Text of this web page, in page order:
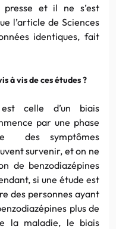
et il ne s’est
l’article de Sciences
identiques, fait
à vis de ces études ?
celle d’un biais
par une phase
des symptômes
survenir, et on ne
de benzodiazépines
si une étude est
des personnes ayant
plus de
la maladie, le biais